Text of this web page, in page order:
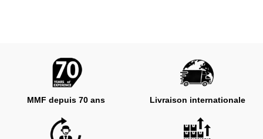
MMF depuis 70 ans Livraison internationale